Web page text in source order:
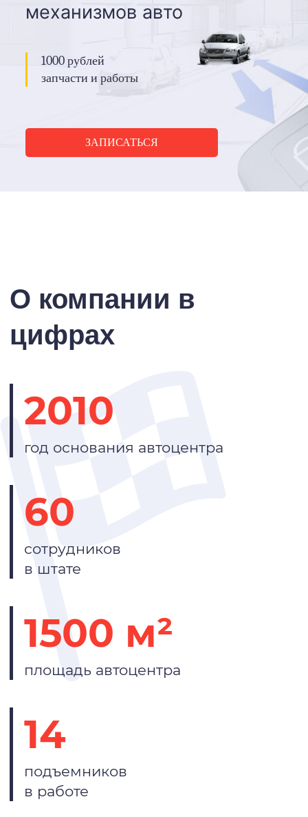
механизмов авто
1000 рублей
запчасти и работы
ЗАПИСАТЬСЯ
О компании в
цифрах
2010
год основания автоцентра
60
сотрудников
в штате
1500 м²
площадь автоцентра
14
подъемников
в работе